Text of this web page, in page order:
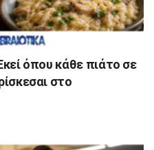
όπου κάθε πιάτο σε
στο